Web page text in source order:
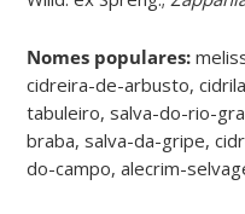
Nomes populares:
cidreira-de-arbusto,
tabuleiro, salva-do-rio-
braba, salva-da-gripe,
do-campo, alecrim-